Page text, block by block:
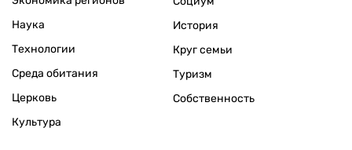
Наука
Технологии
Среда обитания
Церковь
Культура
История
Круг семьи
Туризм
Собственность